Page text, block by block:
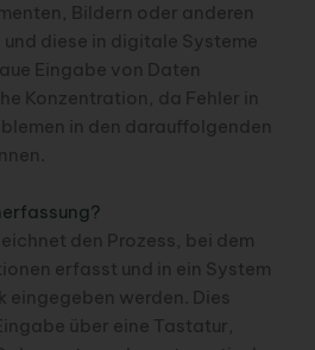
Bildern oder anderen
und diese in digitale Systeme
Eingabe von Daten
Konzentration, da Fehler in
in den darauffolgenden
den Prozess, bei dem
erfasst und in ein System
eingegeben werden. Dies
über eine Tastatur,